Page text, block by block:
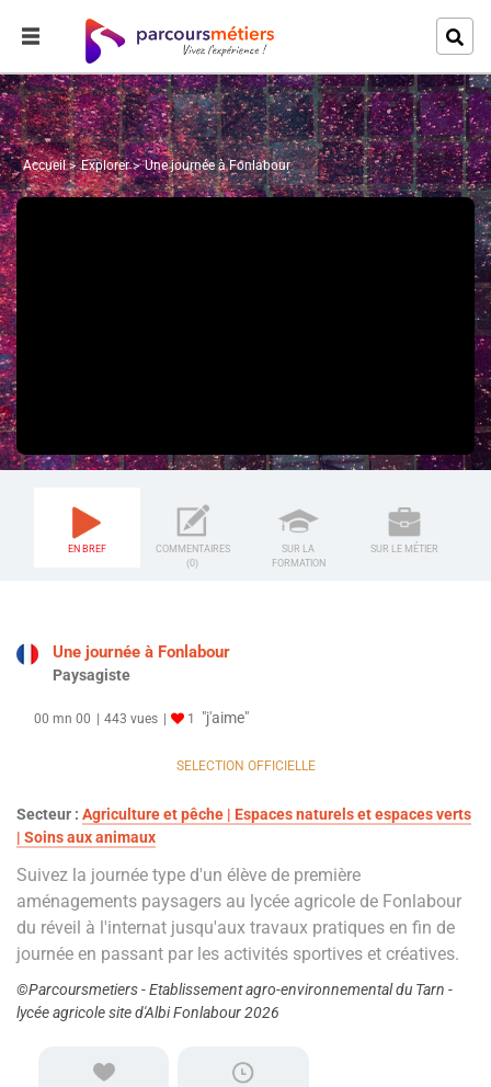
Accueil Explorer Une journée à Fonlabour
EN BREF
COMMENTAIRES
(0)
SUR LA
FORMATION
SUR LE MÉTIER
Une journée à Fonlabour
Paysagiste
00 mn 00 443 vues 1 "j'aime"
SELECTION OFFICIELLE
Secteur : Agriculture et pêche | Espaces naturels et espaces verts
| Soins aux animaux
Suivez la journée type d'un élève de première
aménagements paysagers au lycée agricole de Fonlabour
du réveil à l'internat jusqu'aux travaux pratiques en fin de
journée en passant par les activités sportives et créatives.
©Parcoursmetiers - Etablissement agro-environnemental du Tarn -
lycée agricole site d'Albi Fonlabour 2026